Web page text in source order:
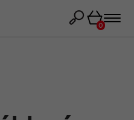
Košík
0